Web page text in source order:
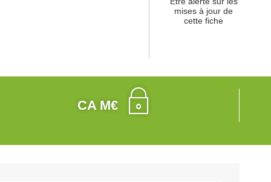
mises à jour de
cette fiche
CA M€